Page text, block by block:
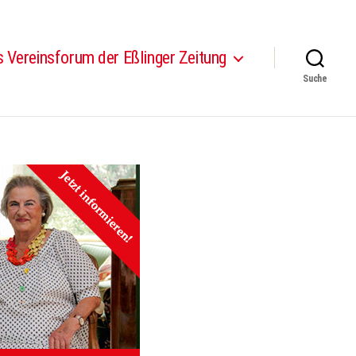
Vereinsforum der Eßlinger Zeitung
Suche